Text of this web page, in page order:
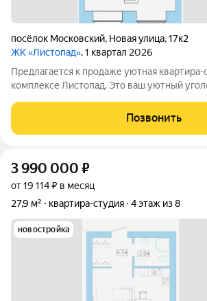
посёлок Московский, Новая улица,17к2
ЖК «Листопад», 1 квартал 2026
Предлагается к продаже уютная
комплексе Листопад. Это ваш уютный
Современные дизайн. Пространство для
подъезды Дизайн
Позвонить
3 990 000 ₽
от 19 114 ₽ в месяц
27,9 м²
квартира-студия 4 этаж из 8
новостройка